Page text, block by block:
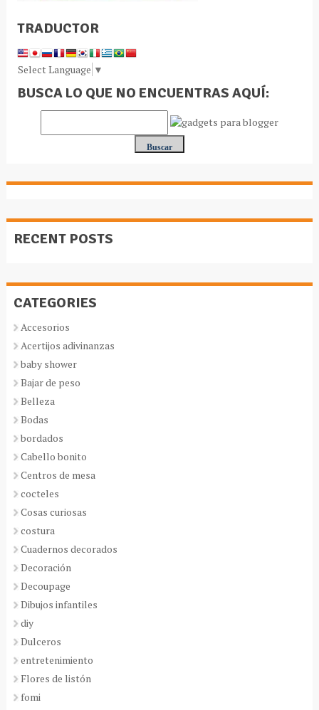
TRADUCTOR
Select Language ▼
BUSCA LO QUE NO ENCUENTRAS AQUÍ:
RECENT POSTS
CATEGORIES
Accesorios
Acertijos adivinanzas
baby shower
Bajar de peso
Belleza
Bodas
bordados
Cabello bonito
Centros de mesa
cocteles
Cosas curiosas
costura
Cuadernos decorados
Decoración
Decoupage
Dibujos infantiles
diy
Dulceros
entretenimiento
Flores de listón
fomi